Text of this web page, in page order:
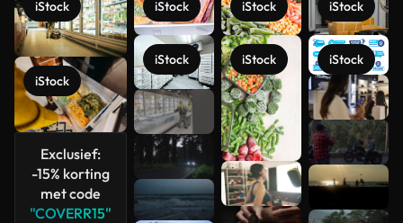
iStock
iStock
Exclusief:
-15% korting
met code
"COVERR15"
iStock
iStock
iStock
iStock
iStock
iStock
Meer
bekijken